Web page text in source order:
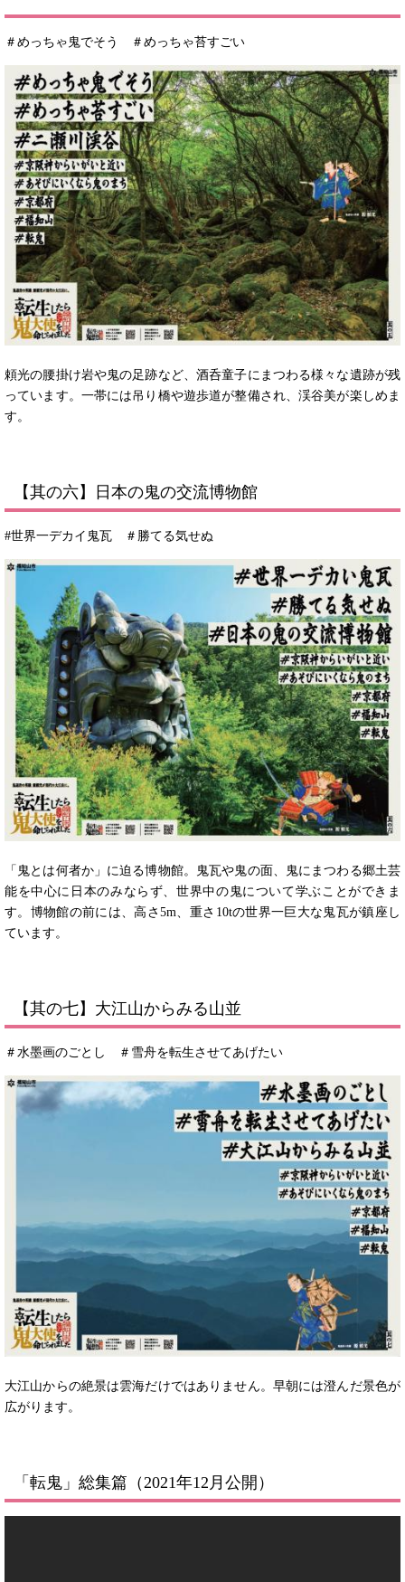
＃めっちゃ鬼でそう ＃めっちゃ苔すごい
頼光の腰掛け岩や鬼の足跡など、酒呑童子にまつわる様々な遺跡が残
っています。一帯には吊り橋や遊歩道が整備され、渓谷美が楽しめま
す。
【其の六】日本の鬼の交流博物館
#世界一デカイ鬼瓦 ＃勝てる気せぬ
「鬼とは何者か」に迫る博物館。鬼瓦や鬼の面、鬼にまつわる郷土芸
能を中心に日本のみならず、世界中の鬼について学ぶことができま
す。博物館の前には、高さ5m、重さ10tの世界一巨大な鬼瓦が鎮座し
ています。
【其の七】大江山からみる山並
＃水墨画のごとし ＃雪舟を転生させてあげたい
大江山からの絶景は雲海だけではありません。早朝には澄んだ景色が
広がります。
「転鬼」総集篇（2021年12月公開）